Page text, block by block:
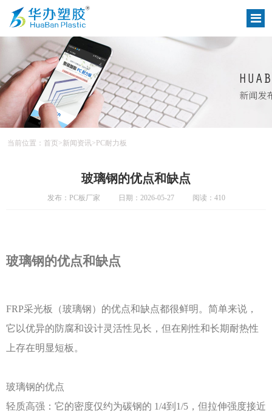
当前位置： 首页>新闻资讯> PC耐力板
玻璃钢的优点和缺点
发布：PC板厂家 日期：2026-05-27 阅读：410
玻璃钢的优点和缺点
FRP采光板（玻璃钢）的优点和缺点都很鲜明。简单来说，
它以优异的防腐和设计灵活性见长，但在刚性和长期耐热性
上存在明显短板。
玻璃钢的优点
轻质高强：它的密度仅约为碳钢的 1/4到1/5，但拉伸强度接近